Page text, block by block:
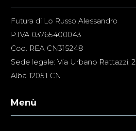
Futura di Lo Russo Alessandro
P.IVA 03765400043
Cod. REA CN315248
Sede legale: Via Urbano Rattazzi, 2
Alba 12051 CN
Menù